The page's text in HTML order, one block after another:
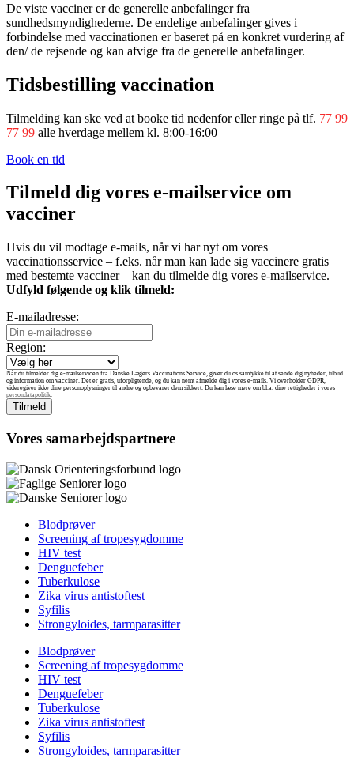
De viste vacciner er de generelle anbefalinger fra
sundhedsmyndighederne. De endelige anbefalinger gives i
forbindelse med vaccinationen er baseret på en konkret vurdering af
den/ de rejsende og kan afvige fra de generelle anbefalinger.
Tidsbestilling vaccination
Tilmelding kan ske ved at booke tid nedenfor eller ringe på tlf. 77 99
77 99 alle hverdage mellem kl. 8:00-16:00
Book en tid
Tilmeld dig vores e-mailservice om
vacciner
Hvis du vil modtage e-mails, når vi har nyt om vores
vaccinationsservice – f.eks. når man kan lade sig vaccinere gratis
med bestemte vacciner – kan du tilmelde dig vores e-mailservice.
Udfyld følgende og klik tilmeld:
E-mailadresse:
Region:
Når du tilmelder dig e-mailservicen fra Danske Lægers Vaccinations Service, giver du os samtykke til at sende dig nyheder, tilbud
og information om vacciner. Det er gratis, uforpligtende, og du kan nemt afmelde dig i vores e-mails. Vi overholder GDPR,
videregiver ikke dine personoplysninger til andre og opbevarer dem sikkert. Du kan læse mere om bl.a. dine rettigheder i vores
persondatapolitik.
Vores samarbejdspartnere
Blodprøver
Screening af tropesygdomme
HIV test
Denguefeber
Tuberkulose
Zika virus antistoftest
Syfilis
Strongyloides, tarmparasitter
Blodprøver
Screening af tropesygdomme
HIV test
Denguefeber
Tuberkulose
Zika virus antistoftest
Syfilis
Strongyloides, tarmparasitter